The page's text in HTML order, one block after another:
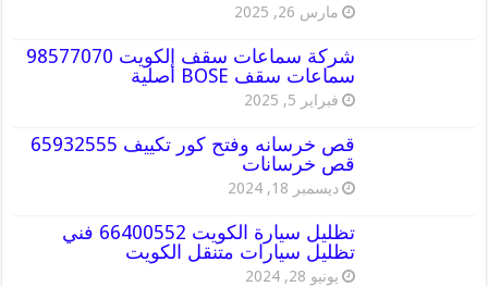
مارس 26, 2025
شركة سماعات سقف الكويت 98577070
سماعات سقف BOSE أصلية
فبراير 5, 2025
قص خرسانه وفتح كور تكييف 65932555
قص خرسانات
ديسمبر 18, 2024
تظليل سيارة الكويت 66400552 فني
تظليل سيارات متنقل الكويت
يونيو 28, 2024